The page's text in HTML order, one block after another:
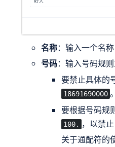
名称：输入一个名
号码：输入号码规
要禁止具体的
18691690000 。
要根据号码规
100. ，以禁
关于通配符的